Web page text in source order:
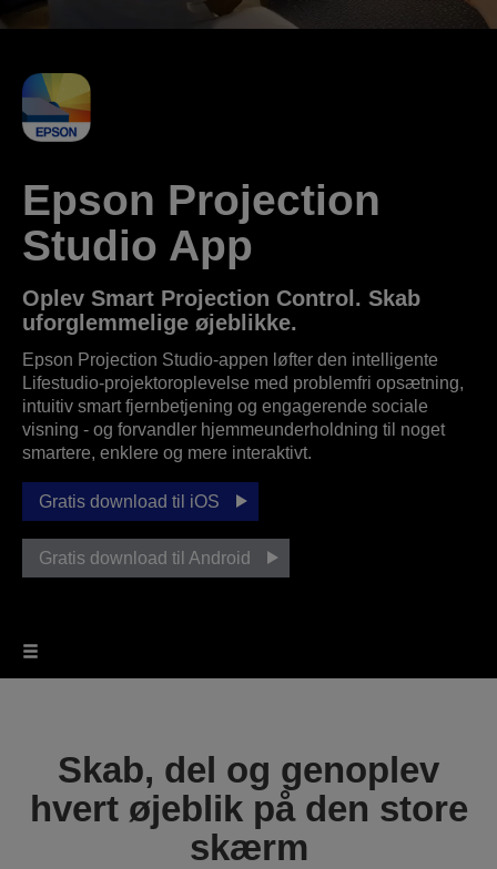
Epson Projection
Studio App
Oplev Smart Projection Control. Skab
uforglemmelige øjeblikke.
Epson Projection Studio-appen løfter den intelligente
Lifestudio-projektoroplevelse med problemfri opsætning,
intuitiv smart fjernbetjening og engagerende sociale
visning - og forvandler hjemmeunderholdning til noget
smartere, enklere og mere interaktivt.
Gratis download til iOS
Gratis download til Android
Skab, del og genoplev
hvert øjeblik på den store
skærm